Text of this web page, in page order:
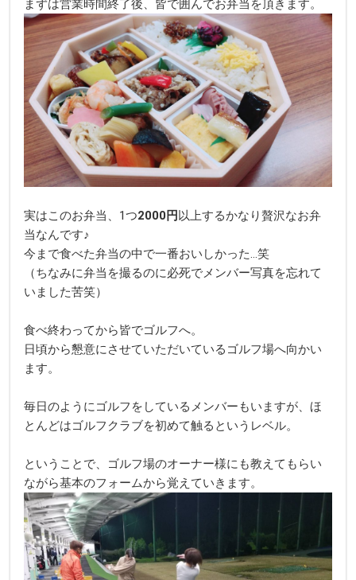
まずは営業時間終了後、皆で囲んでお弁当を頂きます。
実はこのお弁当、1つ2000円以上するかなり贅沢なお弁
当なんです♪
今まで食べた弁当の中で一番おいしかった…笑
（ちなみに弁当を撮るのに必死でメンバー写真を忘れて
いました苦笑）
食べ終わってから皆でゴルフへ。
日頃から懇意にさせていただいているゴルフ場へ向かい
ます。
毎日のようにゴルフをしているメンバーもいますが、ほ
とんどはゴルフクラブを初めて触るというレベル。
ということで、ゴルフ場のオーナー様にも教えてもらい
ながら基本のフォームから覚えていきます。